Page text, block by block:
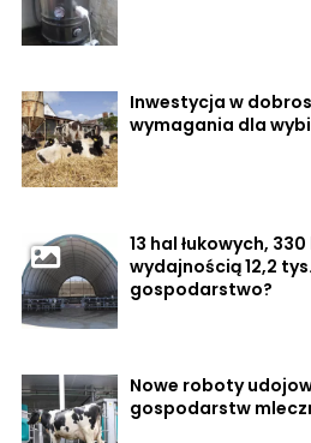
Inwestycja w
wymagania dla
13 hal łukowych,
wydajnością 12,2
gospodarstwo?
Nowe roboty
gospodarstw